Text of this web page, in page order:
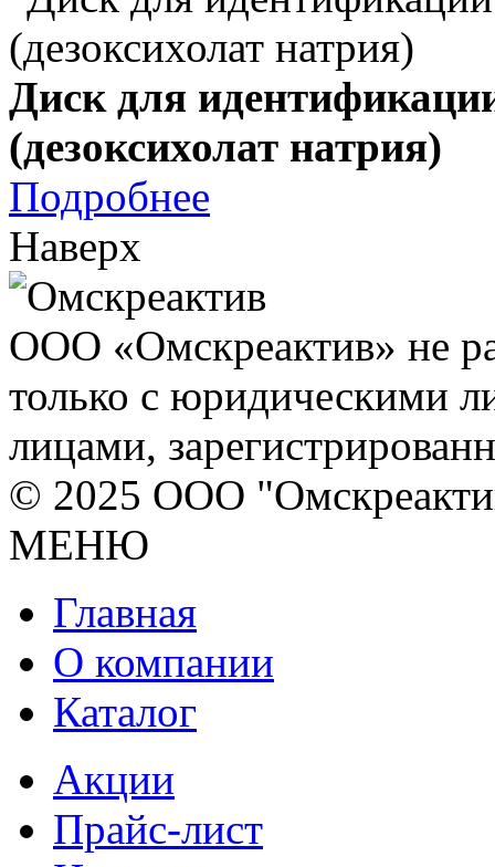
Диск для
(дезоксихолат натрия)
Подробнее
Наверх
ООО «Омскреактив» не
только с юридическими
лицами,
© 2025 ООО
МЕНЮ
Главная
О компании
Каталог
Акции
Прайс-лист